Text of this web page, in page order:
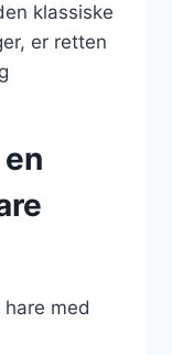
klassiske
er retten
med